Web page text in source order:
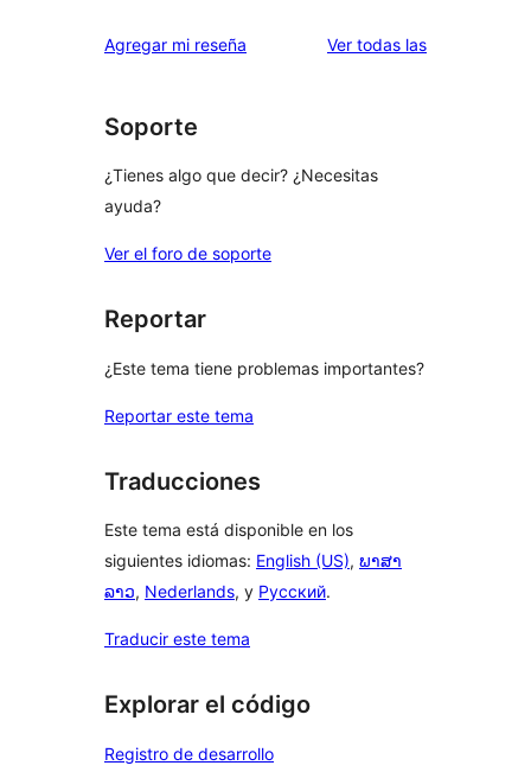
Agregar mi reseña Ver todas lasreseñas
Soporte
¿Tienes algo que decir? ¿Necesitas
ayuda?
Ver el foro de soporte
Reportar
¿Este tema tiene problemas importantes?
Reportar este tema
Traducciones
Este tema está disponible en los
siguientes idiomas: English (US), ພາສາ
ລາວ, Nederlands, y Русский.
Traducir este tema
Explorar el código
Registro de desarrollo